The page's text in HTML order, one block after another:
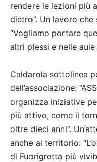
rendere le lezioni più
dietro”. Un lavoro
“Vogliamo portare
altri plessi e nelle aule
Caldarola sottolinea
dell’associazione:
organizza iniziative
più attivo, come il
oltre dieci anni”.
anche al territorio:
di Fuorigrotta più